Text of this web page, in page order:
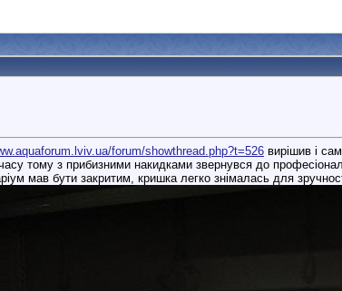
forum/showthread.php?t=526 вирішив і
тому з прибизними накидками звернувся до
мав бути закритим, кришка легко знімалась для